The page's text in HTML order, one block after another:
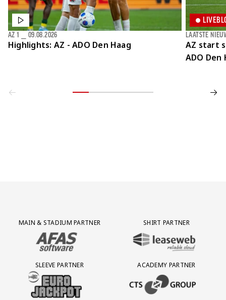
Highlights: AZ - ADO Den Haag
AZ 1 09.08.2026
AZ start
ADO Den
LAATSTE
Partner Logos Grid
MAIN & STADIUM PARTNER
BEZOEK ONZE MAIN & STADIUM PARTNER AFAS SOFTWARE
SHIRT PARTNER
BEZOEK ONZE SHIRT PARTNER
SLEEVE PARTNER
BEZOEK ONZE SLEEVE PARTNER EUROJACKPOT
ACADEMY PARTNER
BEZOEK ONZE ACADEMY